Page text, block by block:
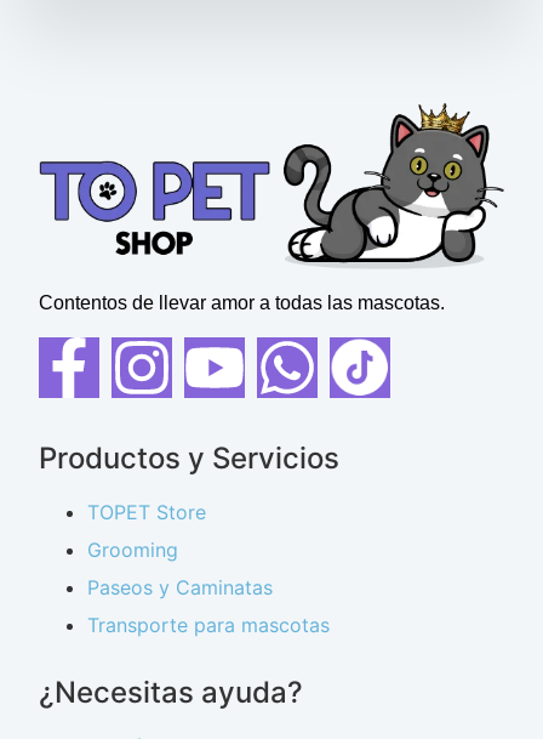
Contentos de llevar amor a todas las mascotas.
Productos y Servicios
TOPET Store
Grooming
Paseos y Caminatas
Transporte para mascotas
¿Necesitas ayuda?